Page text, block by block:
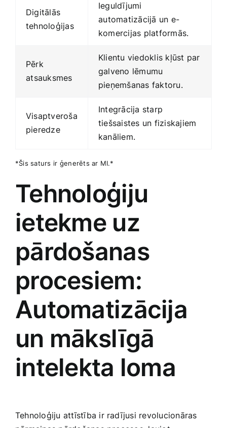
Digitālās
tehnoloģijas
Ieguldījumi
⁤automatizācijā un e-
komercijas platformās.
Pērk
⁢atsauksmes
Klientu viedoklis kļūst ⁣par
galveno lēmumu
‌pieņemšanas faktoru.
Visaptveroša
pieredze
Integrācija starp
tiešsaistes un fiziskajiem
kanāliem.
*Šis saturs ir⁤ ģenerēts ar MI.*
Tehnoloģiju
ietekme uz
pārdošanas
procesiem:
Automatizācija
un mākslīgā
intelekta loma
Tehnoloģiju attīstība ir radījusi revolucionāras